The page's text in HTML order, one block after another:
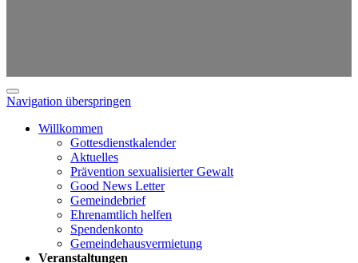
Navigation überspringen
Willkommen
Gottesdienstkalender
Aktuelles
Prävention sexualisierter Gewalt
Good News Letter
Gemeindebrief
Ehrenamtlich helfen
Spendenkonto
Gemeindehausvermietung
Veranstaltungen